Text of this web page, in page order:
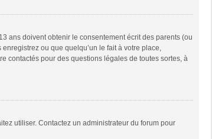
ans doivent obtenir le consentement écrit des parents (ou
ou que quelqu’un le fait à votre place,
contactés pour des questions légales de toutes sortes, à
utiliser. Contactez un administrateur du forum pour